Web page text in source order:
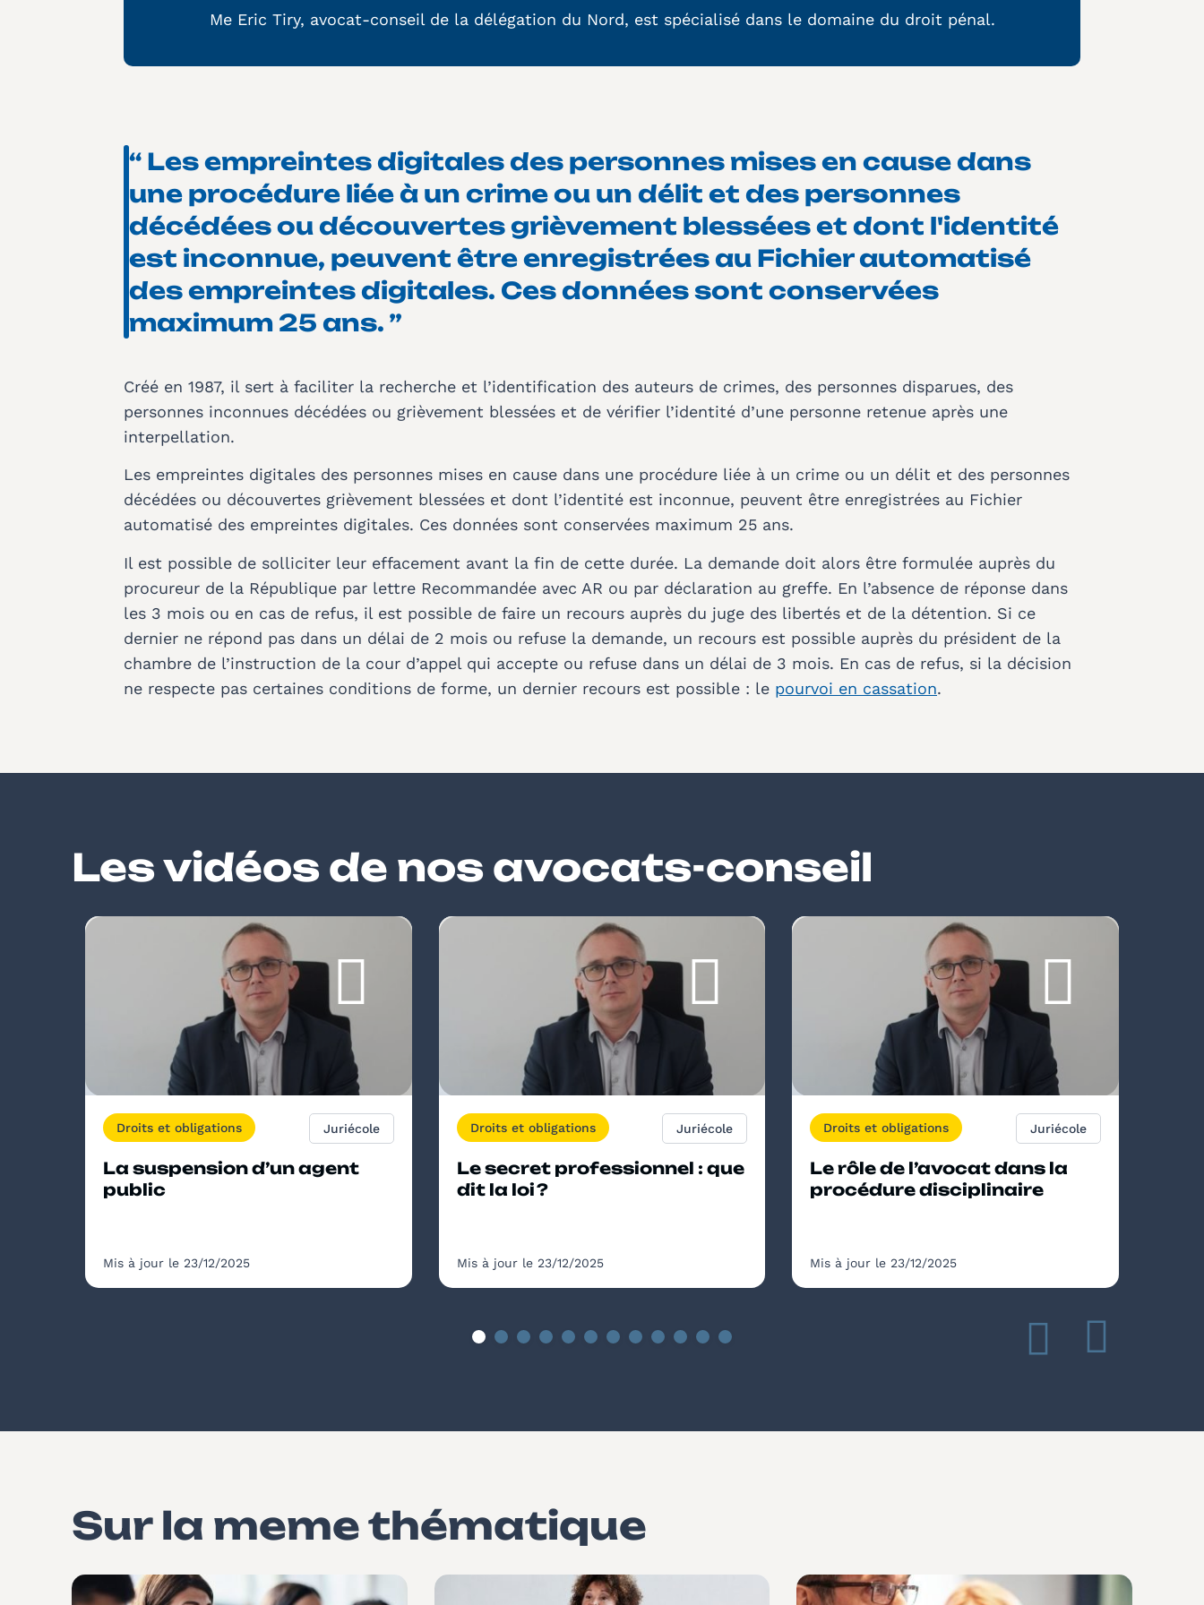
Me Eric Tiry, avocat-conseil de la délégation du Nord, est spécialisé dans le domaine du droit pénal.
“ Les empreintes digitales des personnes mises en cause dans
une procédure liée à un crime ou un délit et des personnes
décédées ou découvertes grièvement blessées et dont l'identité
est inconnue, peuvent être enregistrées au Fichier automatisé
des empreintes digitales. Ces données sont conservées
maximum 25 ans. ”
Créé en 1987, il sert à faciliter la recherche et l’identification des auteurs de crimes, des personnes disparues, des
personnes inconnues décédées ou grièvement blessées et de vérifier l’identité d’une personne retenue après une
interpellation.
Les empreintes digitales des personnes mises en cause dans une procédure liée à un crime ou un délit et des personnes
décédées ou découvertes grièvement blessées et dont l’identité est inconnue, peuvent être enregistrées au Fichier
automatisé des empreintes digitales. Ces données sont conservées maximum 25 ans.
Il est possible de solliciter leur effacement avant la fin de cette durée. La demande doit alors être formulée auprès du
procureur de la République par lettre Recommandée avec AR ou par déclaration au greffe. En l’absence de réponse dans
les 3 mois ou en cas de refus, il est possible de faire un recours auprès du juge des libertés et de la détention. Si ce
dernier ne répond pas dans un délai de 2 mois ou refuse la demande, un recours est possible auprès du président de la
chambre de l’instruction de la cour d’appel qui accepte ou refuse dans un délai de 3 mois. En cas de refus, si la décision
ne respecte pas certaines conditions de forme, un dernier recours est possible : le pourvoi en cassation.
Les vidéos de nos avocats-conseil
Droits et obligations Juriécole
La suspension d’un agent
public
Mis à jour le 23/12/2025
Droits et obligations Juriécole
Le secret professionnel : que
dit la loi ?
Mis à jour le 23/12/2025
Droits et obligations Juriécole
Le rôle de l’avocat dans la
procédure disciplinaire
Mis à jour le 23/12/2025
Sur la meme thématique